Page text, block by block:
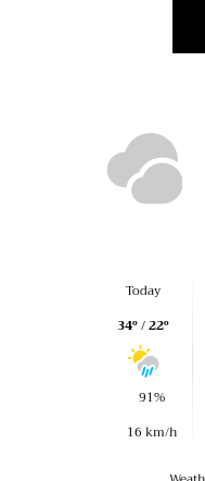
Today
34º / 22º
91%
16 km/h